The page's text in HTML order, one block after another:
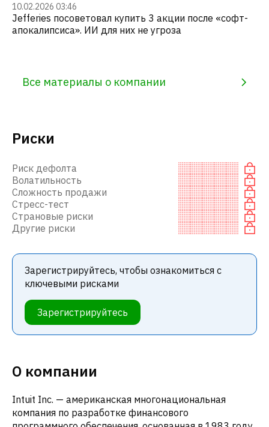
10.02.2026 03:46
Jefferies посоветовал купить 3 акции после «софт-
апокалипсиса». ИИ для них не угроза
Все материалы о компании
Риски
Риск дефолта
Волатильность
Сложность продажи
Стресс-тест
Страновые риски
Другие риски
Зарегистрируйтесь, чтобы ознакомиться с
ключевыми рисками
Зарегистрируйтесь
О компании
Intuit Inc. — американская многонациональная
компания по разработке финансового